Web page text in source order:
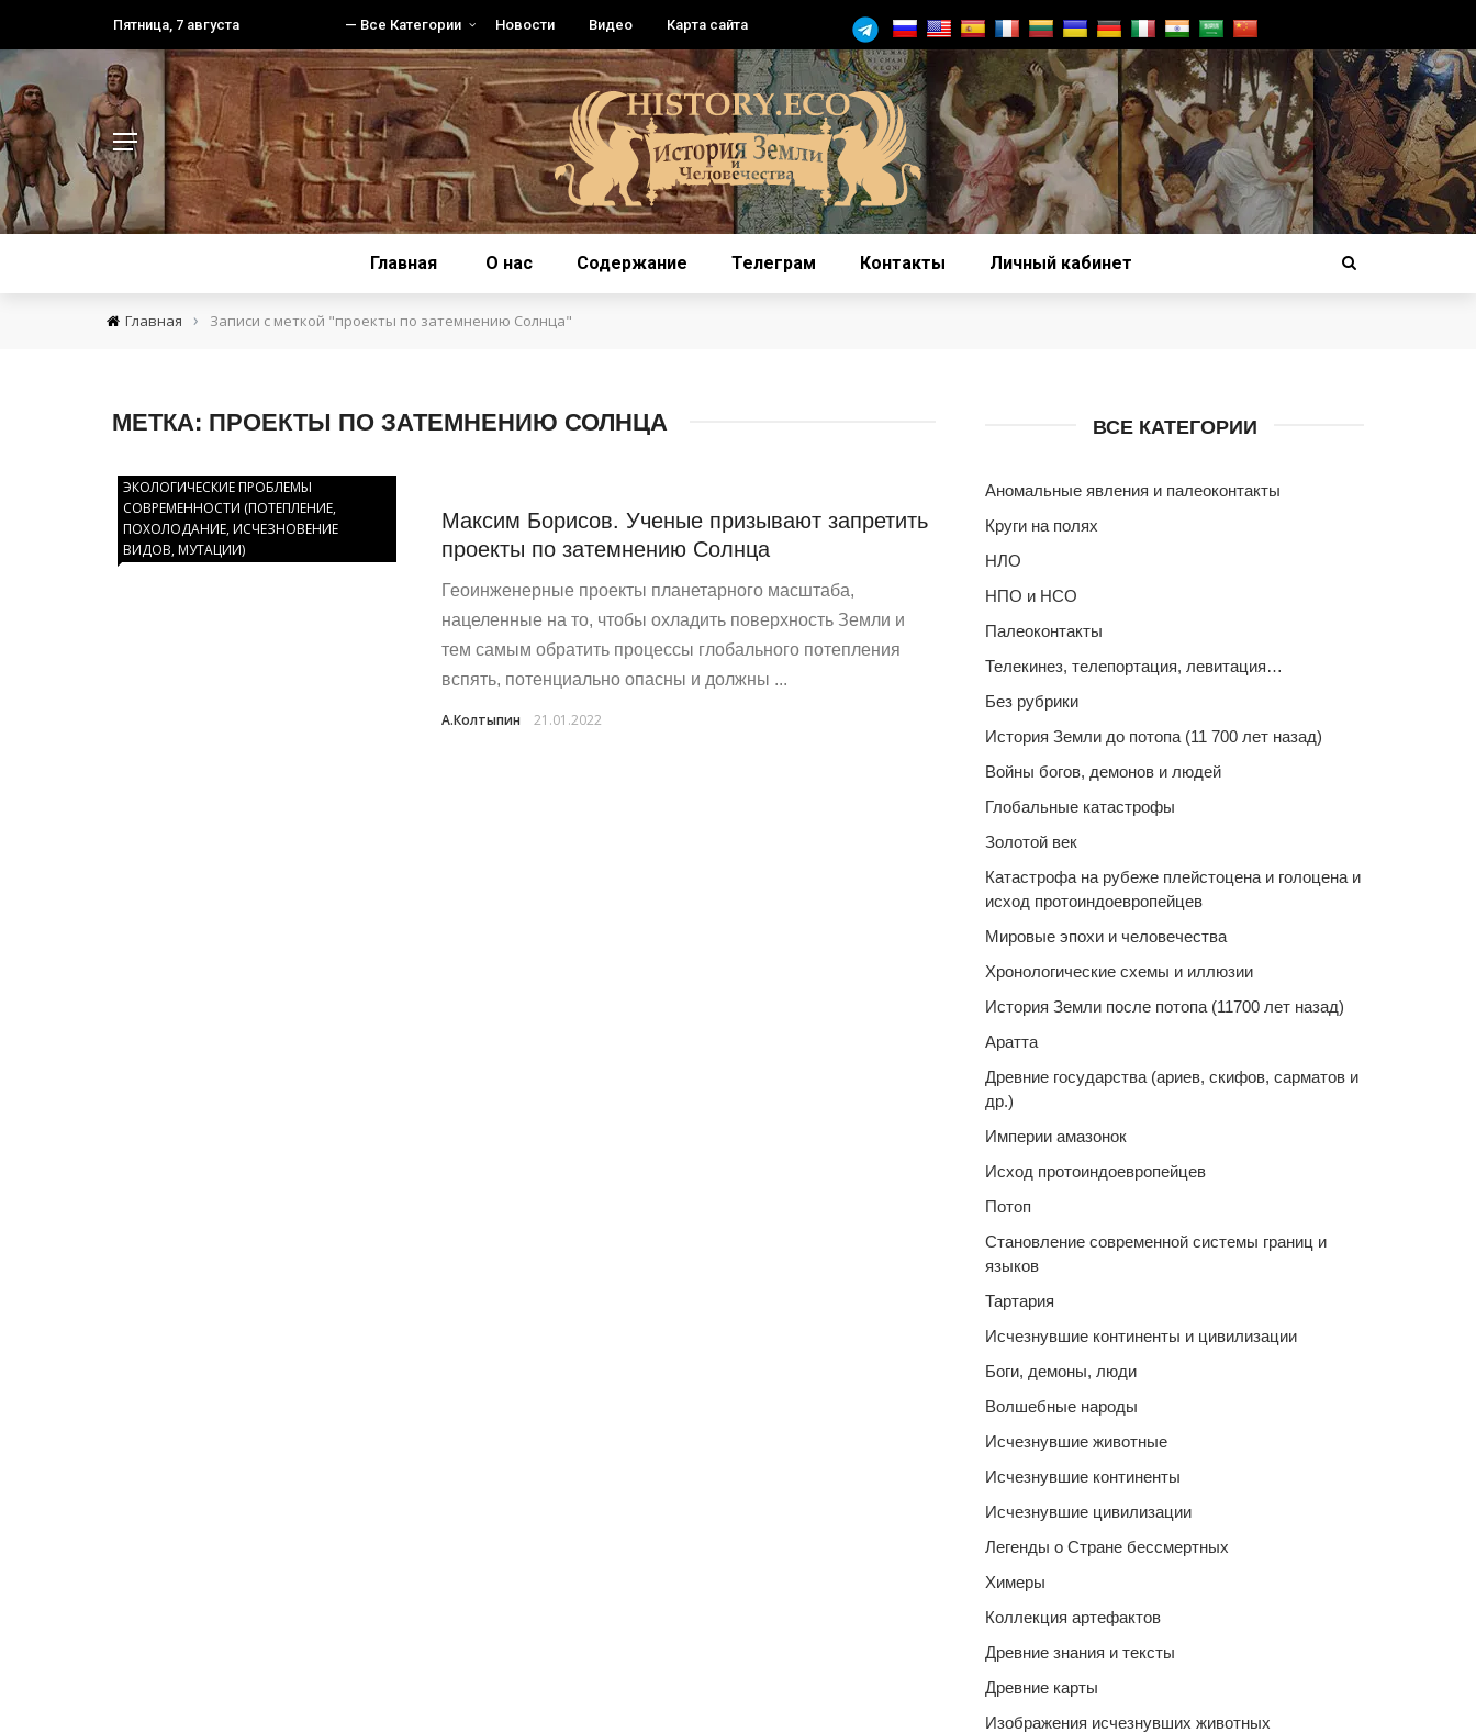
Пятница, 7 августа — Все Категории Новости Видео Карта сайта
Главная О нас Содержание Телеграм Контакты Личный кабинет
Главная › Записи с меткой "проекты по затемнению Солнца"
МЕТКА: ПРОЕКТЫ ПО ЗАТЕМНЕНИЮ СОЛНЦА
ЭКОЛОГИЧЕСКИЕ ПРОБЛЕМЫ
СОВРЕМЕННОСТИ (ПОТЕПЛЕНИЕ,
ПОХОЛОДАНИЕ, ИСЧЕЗНОВЕНИЕ
ВИДОВ, МУТАЦИИ)
Максим Борисов. Ученые призывают запретить
проекты по затемнению Солнца
Геоинженерные проекты планетарного масштаба,
нацеленные на то, чтобы охладить поверхность Земли и
тем самым обратить процессы глобального потепления
вспять, потенциально опасны и должны ...
А.Колтыпин 21.01.2022
ВСЕ КАТЕГОРИИ
Аномальные явления и палеоконтакты
Круги на полях
НЛО
НПО и НСО
Палеоконтакты
Телекинез, телепортация, левитация…
Без рубрики
История Земли до потопа (11 700 лет назад)
Войны богов, демонов и людей
Глобальные катастрофы
Золотой век
Катастрофа на рубеже плейстоцена и голоцена и
исход протоиндоевропейцев
Мировые эпохи и человечества
Хронологические схемы и иллюзии
История Земли после потопа (11700 лет назад)
Аратта
Древние государства (ариев, скифов, сарматов и
др.)
Империи амазонок
Исход протоиндоевропейцев
Потоп
Становление современной системы границ и
языков
Тартария
Исчезнувшие континенты и цивилизации
Боги, демоны, люди
Волшебные народы
Исчезнувшие животные
Исчезнувшие континенты
Исчезнувшие цивилизации
Легенды о Стране бессмертных
Химеры
Коллекция артефактов
Древние знания и тексты
Древние карты
Изображения исчезнувших животных